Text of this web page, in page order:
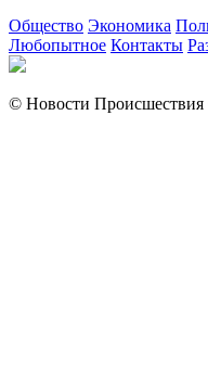
Общество Экономика
Любопытное Контакты
© Новости